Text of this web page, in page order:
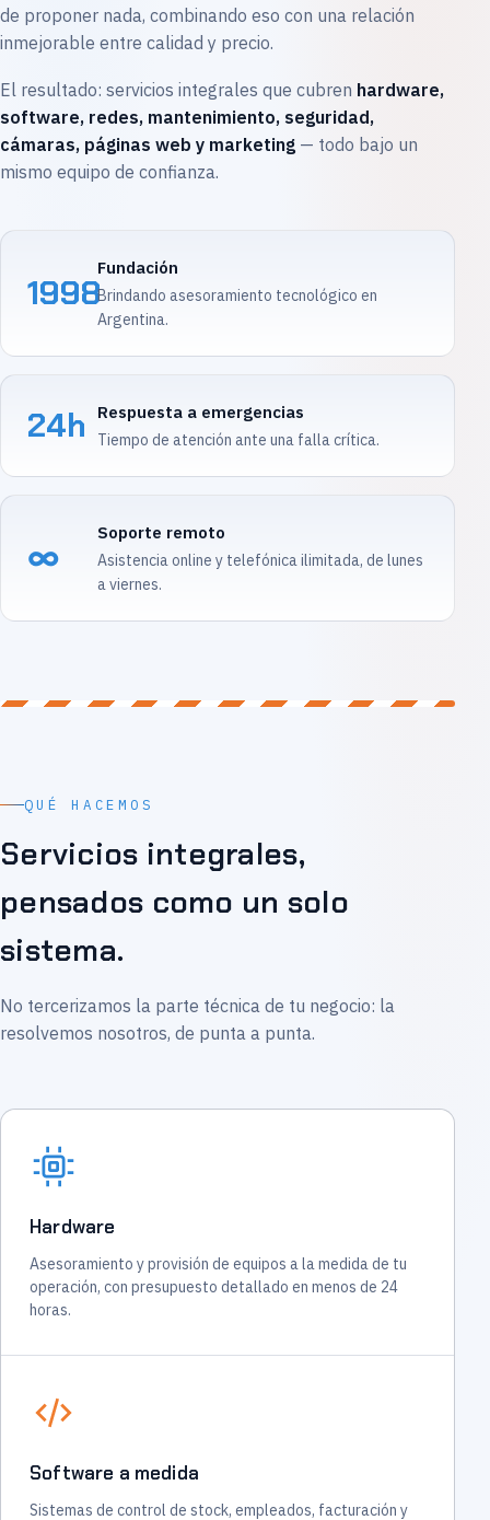
de proponer nada, combinando eso con una relación
inmejorable entre calidad y precio.
El resultado: servicios integrales que cubren hardware,
software, redes, mantenimiento, seguridad,
cámaras, páginas web y marketing — todo bajo un
mismo equipo de confianza.
1998
Fundación
Brindando asesoramiento tecnológico en
Argentina.
24h Respuesta a emergencias
Tiempo de atención ante una falla crítica.
∞
Soporte remoto
Asistencia online y telefónica ilimitada, de lunes
a viernes.
QUÉ HACEMOS
Servicios integrales,
pensados como un solo
sistema.
No tercerizamos la parte técnica de tu negocio: la
resolvemos nosotros, de punta a punta.
Hardware
Asesoramiento y provisión de equipos a la medida de tu
operación, con presupuesto detallado en menos de 24
horas.
Software a medida
Sistemas de control de stock, empleados, facturación y